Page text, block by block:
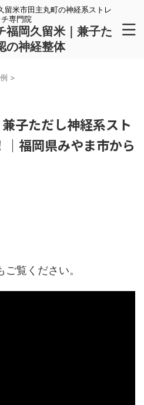
留米市田主丸町の神経系ストレ
チ専門院
福岡久留米｜兼子た
の神経整体
>
子ただし神経系スト
｜福岡県みやま市から
覧ください。